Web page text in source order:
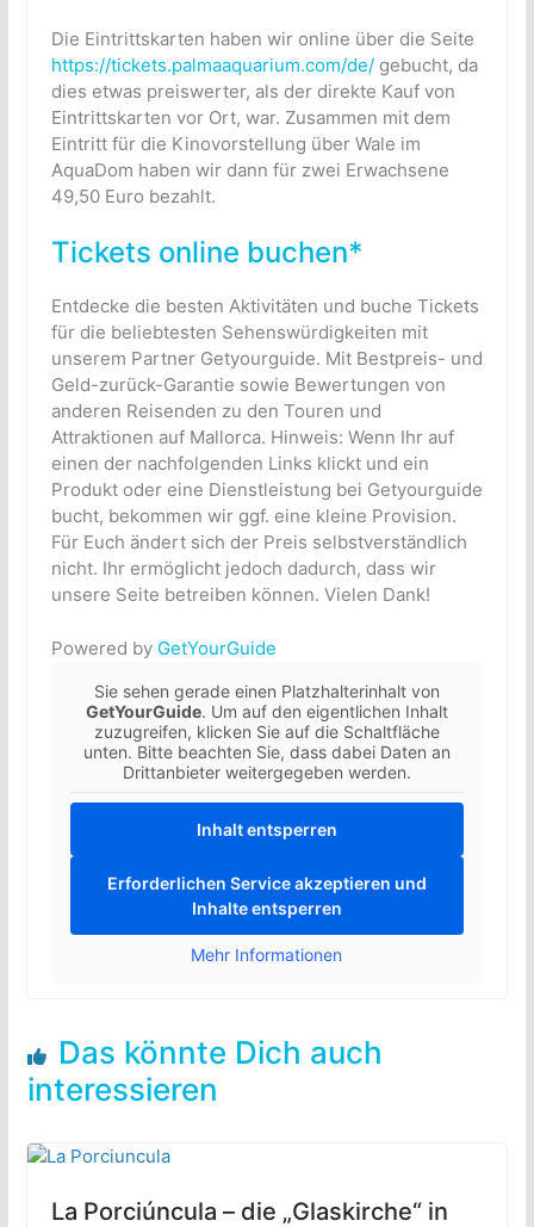
Die Eintrittskarten haben wir online über die Seite
https://tickets.palmaaquarium.com/de/gebucht, da
dies etwas preiswerter, als der direkte Kauf von
Eintrittskarten vor Ort, war. Zusammen mit dem
Eintritt für die Kinovorstellung über Wale im
AquaDom haben wir dann für zwei Erwachsene
49,50 Euro bezahlt.
Tickets online buchen*
Entdecke die besten Aktivitäten und buche Tickets
für die beliebtesten Sehenswürdigkeiten mit
unserem Partner Getyourguide. Mit Bestpreis- und
Geld-zurück-Garantie sowie Bewertungen von
anderen Reisenden zu den Touren und
Attraktionen auf Mallorca. Hinweis: Wenn Ihr auf
einen der nachfolgenden Links klickt und ein
Produkt oder eine Dienstleistung bei Getyourguide
bucht, bekommen wir ggf. eine kleine Provision.
Für Euch ändert sich der Preis selbstverständlich
nicht. Ihr ermöglicht jedoch dadurch, dass wir
unsere Seite betreiben können. Vielen Dank!
Powered by GetYourGuide
Sie sehen gerade einen Platzhalterinhalt von
GetYourGuide. Um auf den eigentlichen Inhalt
zuzugreifen, klicken Sie auf die Schaltfläche
unten. Bitte beachten Sie, dass dabei Daten an
Drittanbieter weitergegeben werden.
Inhalt entsperren
Erforderlichen Service akzeptieren und
Inhalte entsperren
Mehr Informationen
Das könnte Dich auch
interessieren
La Porciúncula – die „Glaskirche“ in